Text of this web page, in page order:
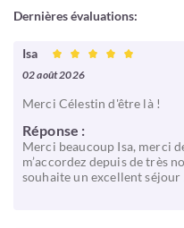
Dernières évaluations:
Isa
02 août 2026
Merci Célestin d'être là !
Réponse :
Merci beaucoup Isa, merci
m’accordez depuis de très
souhaite un excellent séjour